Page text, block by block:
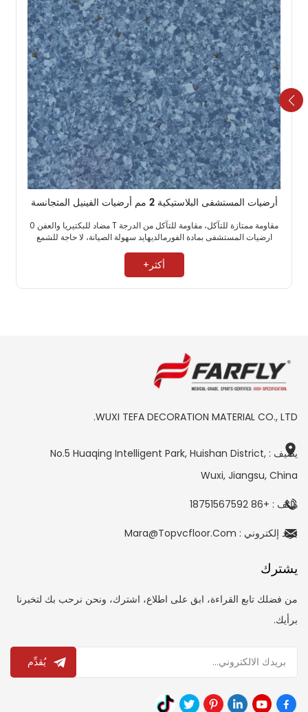
أرضيات المستشفى البلاستيكية 2 مم أرضيات الفينيل المتجانسة
مقاومة ممتازة للتآكل، مقاومة للتآكل من الدرجة T مضاد للبكتيريا والعفن 0
ارضيات المستشفى بمادة الفورمالديهايد سهولة الصيانة، لا حاجة للشمع ​
أكثر+
WUXI TEFA DECORATION MATERIAL CO., LTD.
يضيف : No.5 Huaqing Intelligent Park, Huishan District,
Wuxi, Jiangsu, China
هاتف : +86 18751567592
بريد إلكتروني : Mara@topvcfloor.com
يشترك
من فضلك تابع القراءة، ابق على اطلاع، اشترك، ونحن نرحب بك لتخبرنا
برأيك.
يُقدِّم